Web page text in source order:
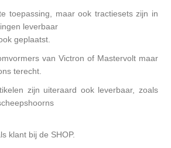
toepassing, maar ook tractiesets zijn in
leverbaar
geplaatst.
van Victron of Mastervolt maar
terecht.
zijn uiteraard ook leverbaar, zoals
klant bij de SHOP.